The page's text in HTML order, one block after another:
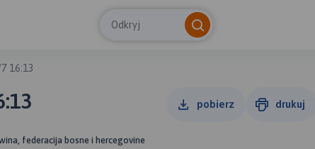
Odkryj
16:13
pobierz drukuj
federacija bosne i hercegovine